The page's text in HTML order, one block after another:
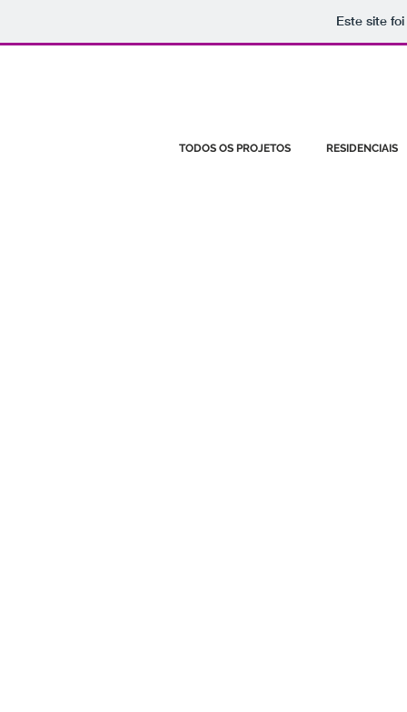
Este site
TODOS OS PROJETOS RESIDENCIAIS